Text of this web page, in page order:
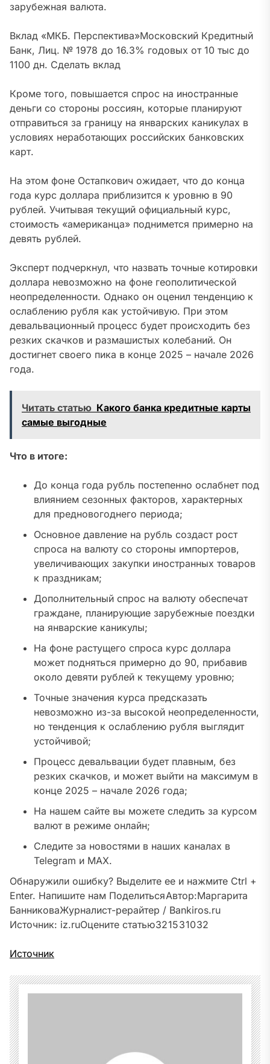
зарубежная валюта.
Вклад «МКБ. Перспектива»Московский Кредитный
Банк, Лиц. № 1978 до 16.3% годовых от 10 тыс до
1100 дн. Сделать вклад
Кроме того, повышается спрос на иностранные
деньги со стороны россиян, которые планируют
отправиться за границу на январских каникулах в
условиях неработающих российских банковских
карт.
На этом фоне Остапкович ожидает, что до конца
года курс доллара приблизится к уровню в 90
рублей. Учитывая текущий официальный курс,
стоимость «американца» поднимется примерно на
девять рублей.
Эксперт подчеркнул, что назвать точные котировки
доллара невозможно на фоне геополитической
неопределенности. Однако он оценил тенденцию к
ослаблению рубля как устойчивую. При этом
девальвационный процесс будет происходить без
резких скачков и размашистых колебаний. Он
достигнет своего пика в конце 2025 – начале 2026
года.
Читать статью Какого банка кредитные карты
самые выгодные
Что в итоге:
До конца года рубль постепенно ослабнет под
влиянием сезонных факторов, характерных
для предновогоднего периода;
Основное давление на рубль создаст рост
спроса на валюту со стороны импортеров,
увеличивающих закупки иностранных товаров
к праздникам;
Дополнительный спрос на валюту обеспечат
граждане, планирующие зарубежные поездки
на январские каникулы;
На фоне растущего спроса курс доллара
может подняться примерно до 90, прибавив
около девяти рублей к текущему уровню;
Точные значения курса предсказать
невозможно из-за высокой неопределенности,
но тенденция к ослаблению рубля выглядит
устойчивой;
Процесс девальвации будет плавным, без
резких скачков, и может выйти на максимум в
конце 2025 – начале 2026 года;
На нашем сайте вы можете следить за курсом
валют в режиме онлайн;
Следите за новостями в наших каналах в
Telegram и MAX.
Обнаружили ошибку? Выделите ее и нажмите Ctrl +
Enter. Напишите нам ПоделитьсяАвтор:Маргарита
БанниковаЖурналист-рерайтер / Bankiros.ru
Источник: iz.ruОцените статью321531032
Источник